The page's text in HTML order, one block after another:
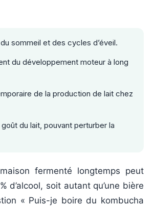
sommeil et des cycles d’éveil.
du développement moteur à long
de la production de lait chez
du lait, pouvant perturber la
fermenté longtemps peut
d’alcool, soit autant qu’une bière
« Puis-je boire du kombucha